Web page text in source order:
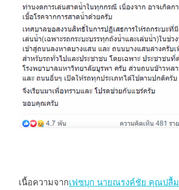
เนื้อความจากเฟซบุก นายณรงค์ชัย คุณปลื้ม